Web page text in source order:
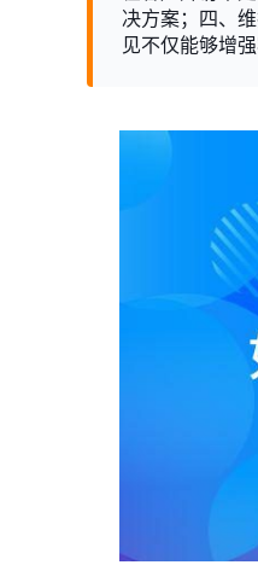
决方案；四、
见不仅能够增